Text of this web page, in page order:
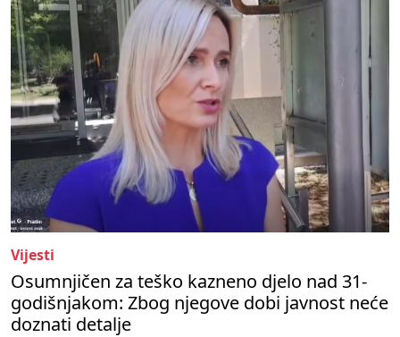
Vijesti
Osumnjičen za teško kazneno djelo nad 31-
godišnjakom: Zbog njegove dobi javnost neće
doznati detalje